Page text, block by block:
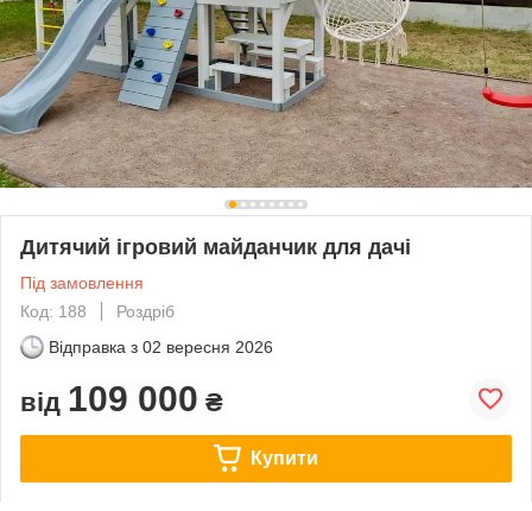
Дитячий ігровий майданчик для дачі
Під замовлення
Код: 188
Роздріб
Відправка з 02 вересня 2026
від 109 000 ₴
Купити